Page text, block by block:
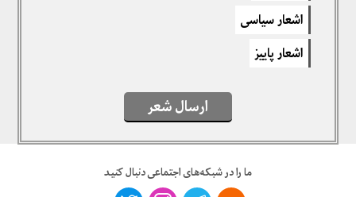
اشعار سیاسی
اشعار پاییز
ارسال شعر
ما را در شبکه‌های اجتماعی دنبال کنید